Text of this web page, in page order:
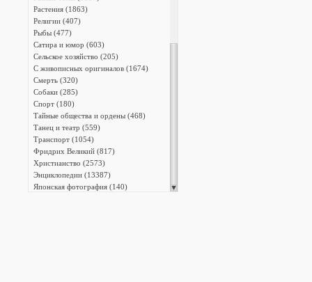
Растения (1863)
Религии (407)
Рыбы (477)
Сатира и юмор (603)
Сельское хозяйство (205)
С живописных оригиналов (1674)
Смерть (320)
Собаки (285)
Спорт (180)
Тайные общества и ордены (468)
Танец и театр (559)
Транспорт (1054)
Фридрих Великий (817)
Христианство (2573)
Энциклопедии (13387)
Японская фотография (140)